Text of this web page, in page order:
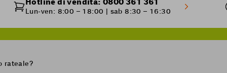
Hotline di vendita: 0800 361 361
Lun-ven: 8:00 – 18:00 | sab 8:30 – 16:30
rateale?